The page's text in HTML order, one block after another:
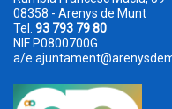
08358 - Arenys de Munt
Tel. 93 793 79 80
NIF P0800700G
a/e